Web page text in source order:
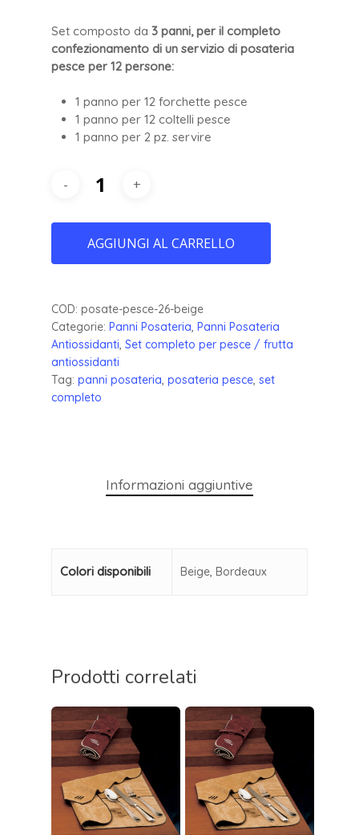
Set composto da 3 panni, per il completo
confezionamento di un servizio di posateria
pesce per 12 persone:
1 panno per 12 forchette pesce
1 panno per 12 coltelli pesce
1 panno per 2 pz. servire
AGGIUNGI AL CARRELLO
COD: posate-pesce-26-beige
Categorie: Panni Posateria, Panni Posateria
Antiossidanti, Set completo per pesce / frutta
antiossidanti
Tag: panni posateria, posateria pesce, set
completo
Informazioni aggiuntive
Colori disponibili Beige, Bordeaux
Prodotti correlati